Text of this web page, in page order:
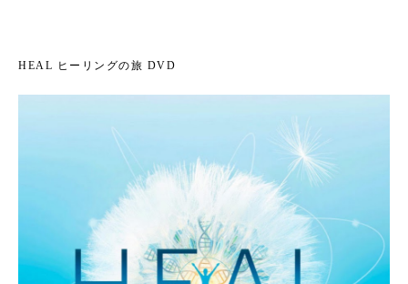
HEAL ヒーリングの旅 DVD